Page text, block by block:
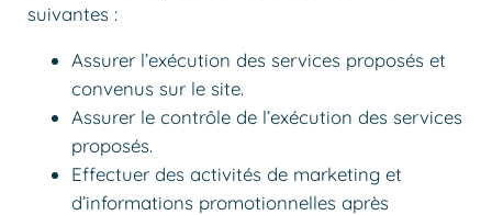
suivantes :
Assurer l’exécution des services proposés et
convenus sur le site.
Assurer le contrôle de l’exécution des services
proposés.
Effectuer des activités de marketing et
d’informations promotionnelles après